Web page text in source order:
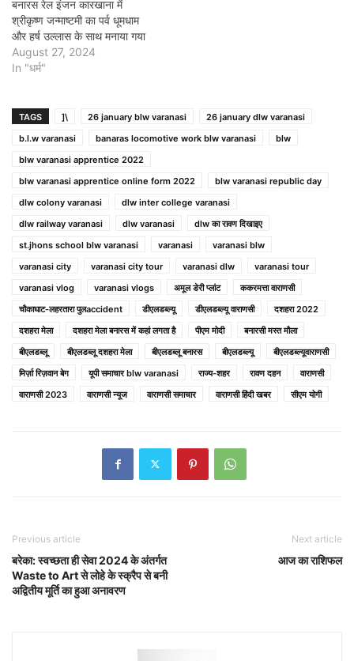
बनारस रेल इंजन कारखाना में
श्रीकृष्ण जन्माष्टमी का पर्व धूमधाम
और हर्ष उल्लास के साथ मनाया गया
August 27, 2024
In "धर्म"
TAGS ]\ 26 january blw varanasi
26 january dlw varanasi
b.l.w varanasi
banaras locomotive work blw varanasi
blw
blw varanasi apprentice 2022
blw varanasi apprentice online form 2022
blw varanasi republic day
dlw colony varanasi
dlw inter college varanasi
dlw railway varanasi
dlw varanasi
dlw का रावण दिखाइए
st.jhons school blw varanasi
varanasi
varanasi blw
varanasi city
varanasi city tour varanasi dlw
varanasi tour
varanasi vlog
varanasi vlogs अमूल डेरी प्लांट
ककरमत्ता वाराणसी
चौकाघाट-लहरतारा पुलaccident
डीएलडब्ल्यू डीएलडब्ल्यू वाराणसी
दशहरा 2022
दशहरा मेला
दशहरा मेला बनारस में कहां लगता है पीएम मोदी
बनारसी मस्त मौला
बीएलडब्लू
बीएलडब्लू दशहरा मेला बीएलडब्लू बनारस बीएलडब्‍ल्‍यू
बीएलडब्ल्यूवाराणसी
मिर्ज़ा रिज़वान बेग
यूपी समाचार blw varanasi राज्य-शहर रावण दहन
वाराणसी
वाराणसी 2023
वाराणसी न्यूज वाराणसी समाचार वाराणसी हिंदी खबर सीएम योगी
Previous article
बरेका: स्वच्छता ही सेवा 2024 के अंतर्गत
Waste to Art से लोहे के स्क्रैप से बनी
अद्वितीय मूर्ति का हुआ अनावरण
Next article
आज का राशिफल